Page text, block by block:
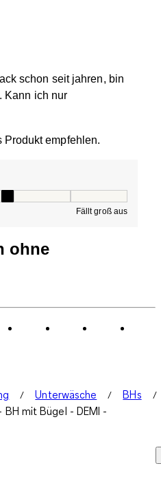
schon seit jahren, bin
Kann ich nur
Produkt empfehlen.
Fällt groß aus
ohne
Unterwäsche
BHs
mit Bügel - DEMI -